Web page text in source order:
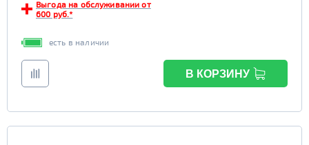
Выгода на обслуживании от
600 руб.*
есть в наличии
В КОРЗИНУ